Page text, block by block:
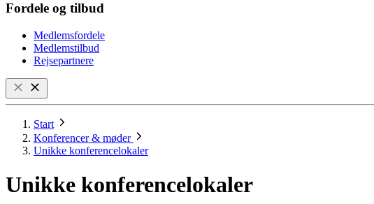
Fordele og tilbud
Medlemsfordele
Medlemstilbud
Rejsepartnere
Start
Konferencer & møder
Unikke konferencelokaler
Unikke konferencelokaler